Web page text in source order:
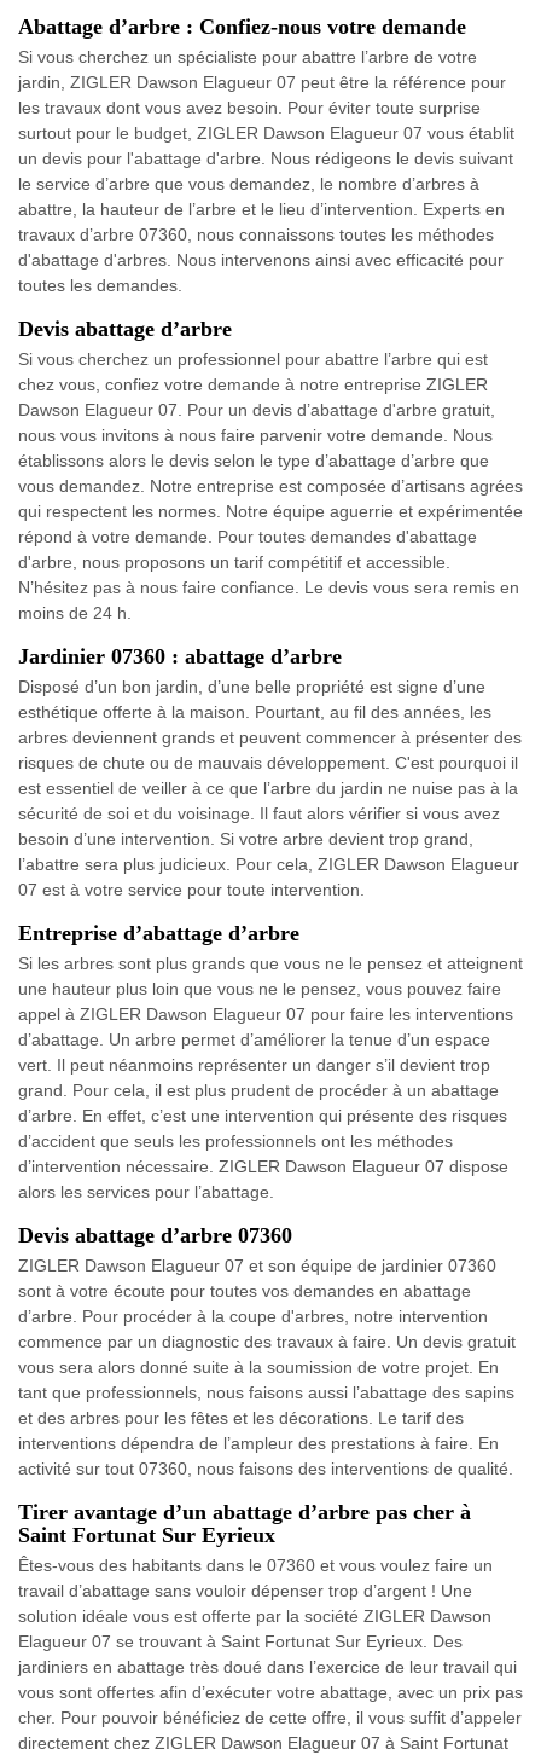
Abattage d’arbre : Confiez-nous votre demande
Si vous cherchez un spécialiste pour abattre l’arbre de votre
jardin, ZIGLER Dawson Elagueur 07 peut être la référence pour
les travaux dont vous avez besoin. Pour éviter toute surprise
surtout pour le budget, ZIGLER Dawson Elagueur 07 vous établit
un devis pour l'abattage d'arbre. Nous rédigeons le devis suivant
le service d’arbre que vous demandez, le nombre d’arbres à
abattre, la hauteur de l’arbre et le lieu d’intervention. Experts en
travaux d’arbre 07360, nous connaissons toutes les méthodes
d'abattage d'arbres. Nous intervenons ainsi avec efficacité pour
toutes les demandes.
Devis abattage d’arbre
Si vous cherchez un professionnel pour abattre l’arbre qui est
chez vous, confiez votre demande à notre entreprise ZIGLER
Dawson Elagueur 07. Pour un devis d’abattage d'arbre gratuit,
nous vous invitons à nous faire parvenir votre demande. Nous
établissons alors le devis selon le type d’abattage d’arbre que
vous demandez. Notre entreprise est composée d’artisans agrées
qui respectent les normes. Notre équipe aguerrie et expérimentée
répond à votre demande. Pour toutes demandes d'abattage
d'arbre, nous proposons un tarif compétitif et accessible.
N’hésitez pas à nous faire confiance. Le devis vous sera remis en
moins de 24 h.
Jardinier 07360 : abattage d’arbre
Disposé d’un bon jardin, d’une belle propriété est signe d’une
esthétique offerte à la maison. Pourtant, au fil des années, les
arbres deviennent grands et peuvent commencer à présenter des
risques de chute ou de mauvais développement. C'est pourquoi il
est essentiel de veiller à ce que l’arbre du jardin ne nuise pas à la
sécurité de soi et du voisinage. Il faut alors vérifier si vous avez
besoin d’une intervention. Si votre arbre devient trop grand,
l’abattre sera plus judicieux. Pour cela, ZIGLER Dawson Elagueur
07 est à votre service pour toute intervention.
Entreprise d’abattage d’arbre
Si les arbres sont plus grands que vous ne le pensez et atteignent
une hauteur plus loin que vous ne le pensez, vous pouvez faire
appel à ZIGLER Dawson Elagueur 07 pour faire les interventions
d’abattage. Un arbre permet d’améliorer la tenue d’un espace
vert. Il peut néanmoins représenter un danger s’il devient trop
grand. Pour cela, il est plus prudent de procéder à un abattage
d’arbre. En effet, c’est une intervention qui présente des risques
d’accident que seuls les professionnels ont les méthodes
d’intervention nécessaire. ZIGLER Dawson Elagueur 07 dispose
alors les services pour l’abattage.
Devis abattage d’arbre 07360
ZIGLER Dawson Elagueur 07 et son équipe de jardinier 07360
sont à votre écoute pour toutes vos demandes en abattage
d’arbre. Pour procéder à la coupe d'arbres, notre intervention
commence par un diagnostic des travaux à faire. Un devis gratuit
vous sera alors donné suite à la soumission de votre projet. En
tant que professionnels, nous faisons aussi l’abattage des sapins
et des arbres pour les fêtes et les décorations. Le tarif des
interventions dépendra de l’ampleur des prestations à faire. En
activité sur tout 07360, nous faisons des interventions de qualité.
Tirer avantage d’un abattage d’arbre pas cher à
Saint Fortunat Sur Eyrieux
Êtes-vous des habitants dans le 07360 et vous voulez faire un
travail d’abattage sans vouloir dépenser trop d’argent ! Une
solution idéale vous est offerte par la société ZIGLER Dawson
Elagueur 07 se trouvant à Saint Fortunat Sur Eyrieux. Des
jardiniers en abattage très doué dans l’exercice de leur travail qui
vous sont offertes afin d’exécuter votre abattage, avec un prix pas
cher. Pour pouvoir bénéficiez de cette offre, il vous suffit d’appeler
directement chez ZIGLER Dawson Elagueur 07 à Saint Fortunat